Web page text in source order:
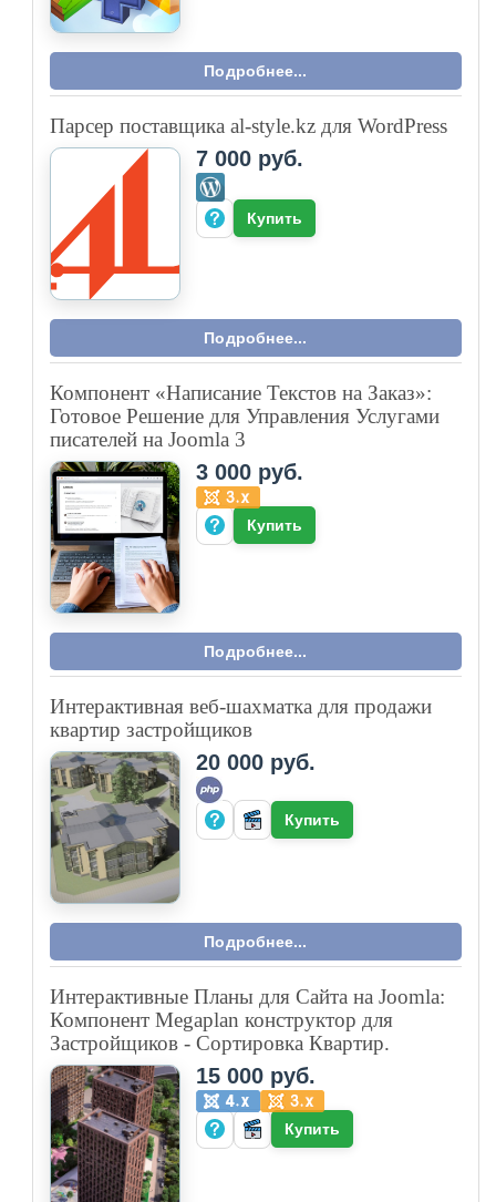
Подробнее...
Парсер поставщика al-style.kz для WordPress
7 000 руб.
Купить
Подробнее...
Компонент «Написание Текстов на Заказ»:
Готовое Решение для Управления Услугами
писателей на Joomla 3
3 000 руб.
Купить
Подробнее...
Интерактивная веб-шахматка для продажи
квартир застройщиков
20 000 руб.
Купить
Подробнее...
Интерактивные Планы для Сайта на Joomla:
Компонент Megaplan конструктор для
Застройщиков - Сортировка Квартир.
15 000 руб.
Купить